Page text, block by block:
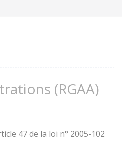
(RGAA)
47 de la loi n° 2005-102